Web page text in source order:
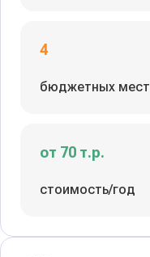
4
бюджетных мест
от 70 т.р.
стоимость/год